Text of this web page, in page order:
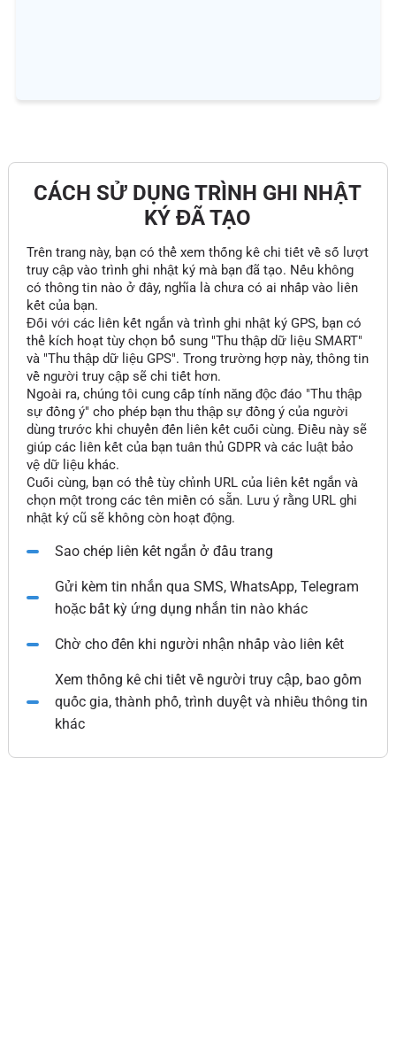
CÁCH SỬ DỤNG TRÌNH GHI NHẬT
KÝ ĐÃ TẠO
Trên trang này, bạn có thể xem thống kê chi tiết về số lượt
truy cập vào trình ghi nhật ký mà bạn đã tạo. Nếu không
có thông tin nào ở đây, nghĩa là chưa có ai nhấp vào liên
kết của bạn.
Đối với các liên kết ngắn và trình ghi nhật ký GPS, bạn có
thể kích hoạt tùy chọn bổ sung "Thu thập dữ liệu SMART"
và "Thu thập dữ liệu GPS". Trong trường hợp này, thông tin
về người truy cập sẽ chi tiết hơn.
Ngoài ra, chúng tôi cung cấp tính năng độc đáo "Thu thập
sự đồng ý" cho phép bạn thu thập sự đồng ý của người
dùng trước khi chuyển đến liên kết cuối cùng. Điều này sẽ
giúp các liên kết của bạn tuân thủ GDPR và các luật bảo
vệ dữ liệu khác.
Cuối cùng, bạn có thể tùy chỉnh URL của liên kết ngắn và
chọn một trong các tên miền có sẵn. Lưu ý rằng URL ghi
nhật ký cũ sẽ không còn hoạt động.
Sao chép liên kết ngắn ở đầu trang
Gửi kèm tin nhắn qua SMS, WhatsApp, Telegram
hoặc bất kỳ ứng dụng nhắn tin nào khác
Chờ cho đến khi người nhận nhấp vào liên kết
Xem thống kê chi tiết về người truy cập, bao gồm
quốc gia, thành phố, trình duyệt và nhiều thông tin
khác